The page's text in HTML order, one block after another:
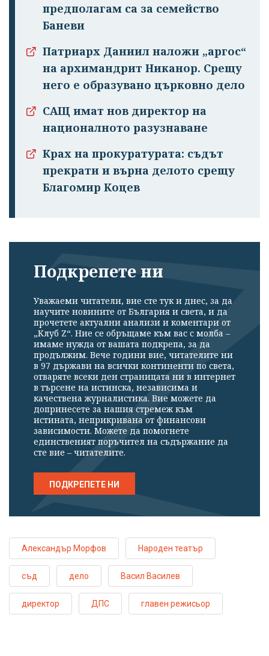
предполагам са за семейство
Баневи
Патриарх Даниил наложи „аргос“
на архимандрит Никанор. Срещу
него е образувано църковно дело
САЩ имат нов директор на
националното разузнаване
Крах на прокуратурата: съдът
прекрати и върна делото срещу
Благомир Коцев
Подкрепете ни
Уважаеми читатели, вие сте тук и днес, за да
научите новините от България и света, и да
прочетете актуални анализи и коментари от
„Клуб Z“. Ние се обръщаме към вас с молба –
имаме нужда от вашата подкрепа, за да
продължим. Вече години вие, читателите ни
в 97 държави на всички континенти по света,
отваряте всеки ден страницата ни в интернет
в търсене на истинска, независима и
качествена журналистика. Вие можете да
допринесете за нашия стремеж към
истината, неприкривана от финансови
зависимости. Можете да помогнете
единственият поръчител на съдържание да
сте вие – читателите.
ПОДКРЕПЕТЕ НИ
Александър Морфов Народен театър
съд дело Васил Василев
директор ДПС главен режисьор